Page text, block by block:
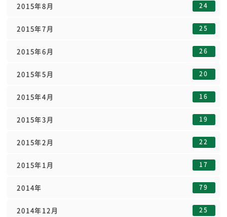
2015年8月 24
2015年7月 25
2015年6月 26
2015年5月 20
2015年4月 16
2015年3月 19
2015年2月 22
2015年1月 17
2014年 79
2014年12月 25